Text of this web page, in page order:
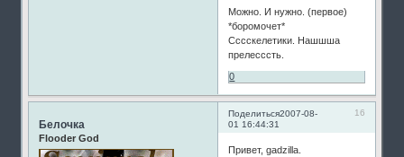
Можно. И нужно. (первое)
*боромочет*
Сссскелетики. Нашшша
прелесссть.
0
Поделиться 16
2007-08-
01 16:44:31
Белочка
Flooder God
Привет, gadzilla.